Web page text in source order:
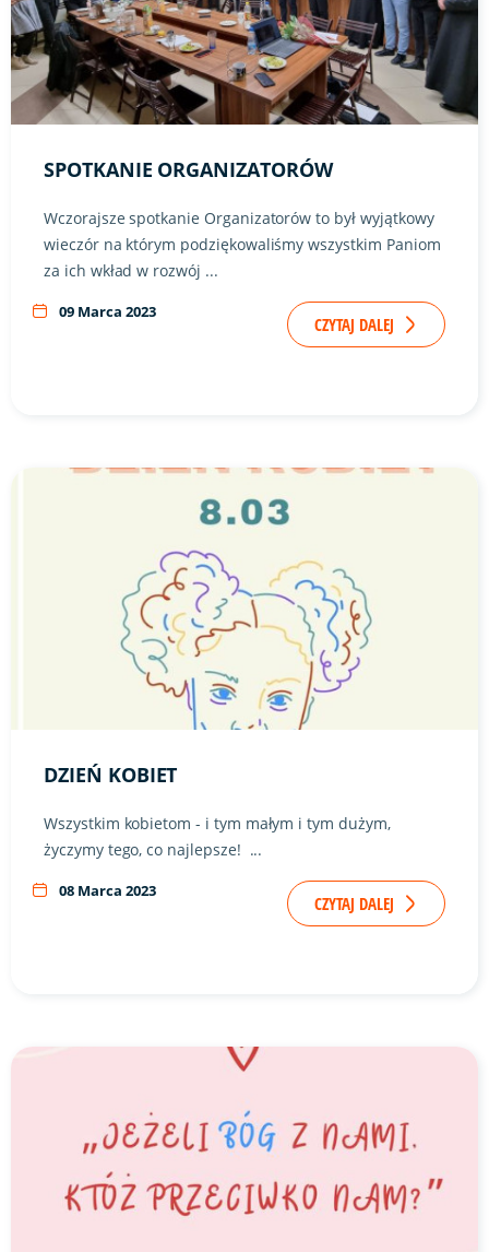
SPOTKANIE ORGANIZATORÓW
Wczorajsze spotkanie Organizatorów to był wyjątkowy
wieczór na którym podziękowaliśmy wszystkim Paniom
za ich wkład w rozwój ...
09 Marca 2023
CZYTAJ DALEJ
Link do artykułu "Dzień Kobiet" ze zdjęciem w tle
DZIEŃ KOBIET
Wszystkim kobietom - i tym małym i tym dużym,
życzymy tego, co najlepsze! ...
08 Marca 2023
CZYTAJ DALEJ
Link do artykułu "Dobre słowo na nowy tydzień" ze